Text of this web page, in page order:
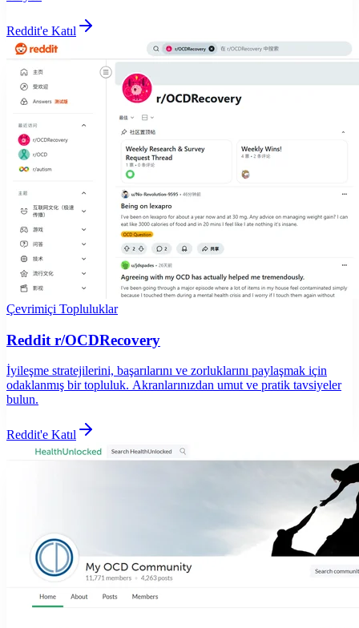
Reddit'e Katıl
Çevrimiçi Topluluklar
Reddit r/OCDRecovery
İyileşme stratejilerini, başarılarını ve zorluklarını paylaşmak için
odaklanmış bir topluluk. Akranlarınızdan umut ve pratik tavsiyeler
bulun.
Reddit'e Katıl